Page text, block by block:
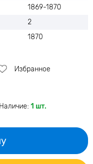
1869-1870
2
1870
Избранное
Наличие: 1 шт.